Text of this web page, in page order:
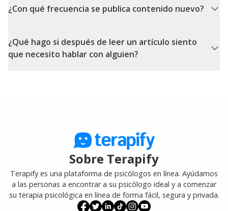
¿Con qué frecuencia se publica contenido nuevo?
¿Qué hago si después de leer un artículo siento
que necesito hablar con alguien?
Sobre Terapify
Terapify es una plataforma de psicólogos en línea. Ayúdamos
a las personas a encontrar a su psicólogo ideal y a comenzar
su terapia psicológica en línea de forma fácil, segura y privada.